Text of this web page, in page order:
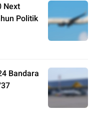
Next
Politik
Bandara